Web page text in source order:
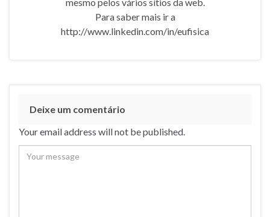
Para saber mais ir a
http://www.linkedin.com/in/eufisica
Deixe um comentário
Your email address will not be published.